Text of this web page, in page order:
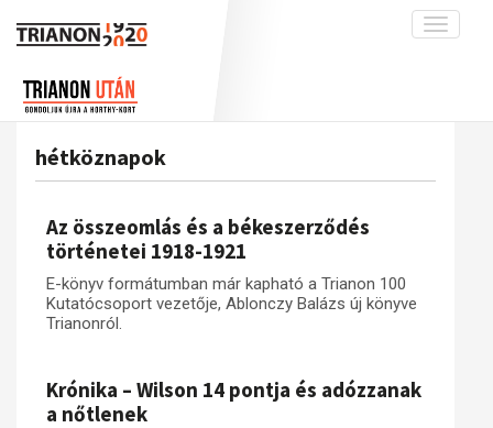
Toggle
A békerendszer megszilárdulása
Galéria
Adatbázis
Emlékművek (feltöltés alatt)
Visszhang
Kapcsolat
hétköznapok
Az összeomlás és a békeszerződés
történetei 1918-1921
E-könyv formátumban már kapható a Trianon 100
Kutatócsoport vezetője, Ablonczy Balázs új könyve
Trianonról.
Krónika – Wilson 14 pontja és adózzanak
a nőtlenek